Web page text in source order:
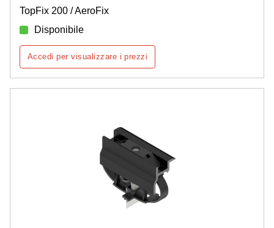
TopFix 200 / AeroFix
Disponibile
Accedi per visualizzare i prezzi